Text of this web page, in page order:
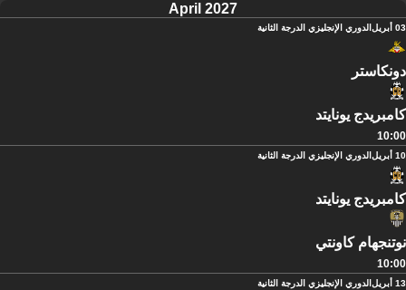
April 2027
03 أبريل الدوري الإنجليزي الدرجة الثانية
دونكاستر
كامبريدج يونايتد
10:00
10 أبريل الدوري الإنجليزي الدرجة الثانية
كامبريدج يونايتد
نوتنجهام كاونتي
10:00
13 أبريل الدوري الإنجليزي الدرجة الثانية